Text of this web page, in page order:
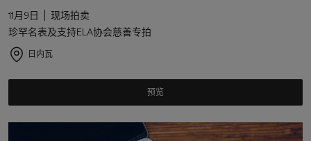
11月9日
现场拍卖
珍罕名表及支持ELA协会慈善专拍
日内瓦
预览